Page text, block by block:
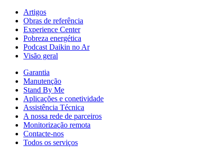
Artigos
Obras de referência
Experience Center
Pobreza energética
Podcast Daikin no Ar
Visão geral
Garantia
Manutenção
Stand By Me
Aplicações e conetividade
Assistência Técnica
A nossa rede de parceiros
Monitorização remota
Contacte-nos
Todos os serviços